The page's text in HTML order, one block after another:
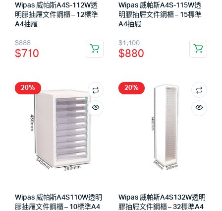
Wipas 威帕斯A4S-112W透
明膠抽屜文件鋼櫃 – 12標準
A4抽屜
$888
$710
Wipas 威帕斯A4S-115W透
明膠抽屜文件鋼櫃 – 15標準
A4抽屜
$1,100
$880
20%
Wipas 威帕斯A4S110W透明
膠抽屜文件鋼櫃 – 10標準A4
20%
Wipas 威帕斯A4S132W透明
膠抽屜文件鋼櫃 – 32標準A4